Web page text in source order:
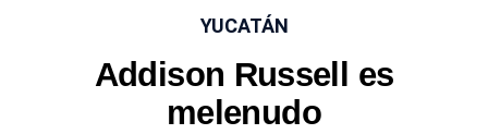
YUCATÁN
Addison Russell es
melenudo